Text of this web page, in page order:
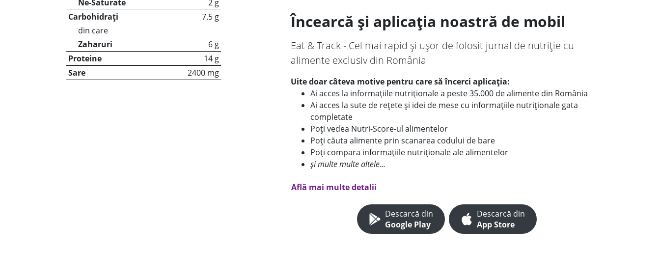
Ne-Saturate
2 g
Carbohidrați
7.5 g
din care
Zaharuri
6 g
Proteine
14 g
Sare
2400 mg
Încearcă și aplicația noastră de mobil
Eat & Track - Cel mai rapid și ușor de folosit jurnal de nutriție cu
alimente exclusiv din România
Uite doar câteva motive pentru care să încerci aplicația:
Ai acces la informațiile nutriționale a peste 35.000 de alimente din România
Ai acces la sute de rețete și idei de mese cu informațiile nutriționale gata
completate
Poți vedea Nutri-Score-ul alimentelor
Poți căuta alimente prin scanarea codului de bare
Poți compara informațiile nutriționale ale alimentelor
și multe multe altele...
Află mai multe detalii
Descarcă din
Google Play
Descarcă din
App Store